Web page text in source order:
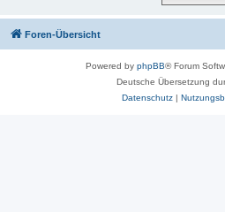
Foren-Übersicht
Powered by phpBB® Forum
Deutsche Übersetzung
Datenschutz|